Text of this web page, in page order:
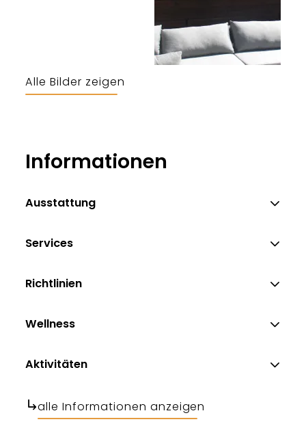
Alle Bilder zeigen
Informationen
Ausstattung
Services
Richtlinien
Wellness
Aktivitäten
alle Informationen anzeigen